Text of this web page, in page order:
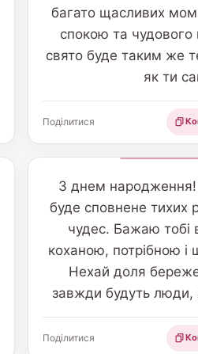
багато щасливих
спокою та
свято буде таким же
як ти
Поділитися
З днем народження!
буде сповнене тихих
чудес. Бажаю тобі
коханою, потрібною
Нехай доля
завжди будуть люди,
Поділитися